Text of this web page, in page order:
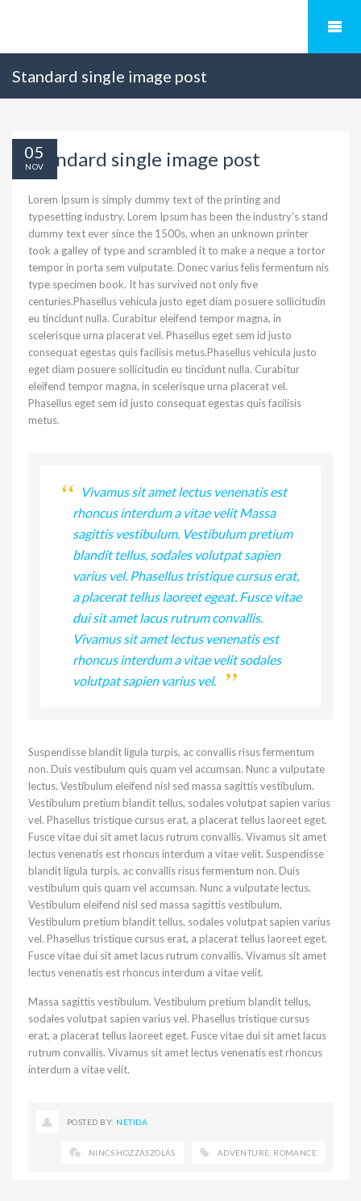
Standard single image post
Standard single image post
Lorem Ipsum is simply dummy text of the printing and
typesetting industry. Lorem Ipsum has been the industry’s stand
dummy text ever since the 1500s, when an unknown printer
took a galley of type and scrambled it to make a neque a tortor
tempor in porta sem vulputate. Donec varius felis fermentum nis
type specimen book. It has survived not only five
centuries.Phasellus vehicula justo eget diam posuere sollicitudin
eu tincidunt nulla. Curabitur eleifend tempor magna, in
scelerisque urna placerat vel. Phasellus eget sem id justo
consequat egestas quis facilisis metus.Phasellus vehicula justo
eget diam posuere sollicitudin eu tincidunt nulla. Curabitur
eleifend tempor magna, in scelerisque urna placerat vel.
Phasellus eget sem id justo consequat egestas quis facilisis
metus.
Vivamus sit amet lectus venenatis est
rhoncus interdum a vitae velit Massa
sagittis vestibulum. Vestibulum pretium
blandit tellus, sodales volutpat sapien
varius vel. Phasellus tristique cursus erat,
a placerat tellus laoreet egeat. Fusce vitae
dui sit amet lacus rutrum convallis.
Vivamus sit amet lectus venenatis est
rhoncus interdum a vitae velit sodales
volutpat sapien varius vel.
Suspendisse blandit ligula turpis, ac convallis risus fermentum
non. Duis vestibulum quis quam vel accumsan. Nunc a vulputate
lectus. Vestibulum eleifend nisl sed massa sagittis vestibulum.
Vestibulum pretium blandit tellus, sodales volutpat sapien varius
vel. Phasellus tristique cursus erat, a placerat tellus laoreet eget.
Fusce vitae dui sit amet lacus rutrum convallis. Vivamus sit amet
lectus venenatis est rhoncus interdum a vitae velit. Suspendisse
blandit ligula turpis, ac convallis risus fermentum non. Duis
vestibulum quis quam vel accumsan. Nunc a vulputate lectus.
Vestibulum eleifend nisl sed massa sagittis vestibulum.
Vestibulum pretium blandit tellus, sodales volutpat sapien varius
vel. Phasellus tristique cursus erat, a placerat tellus laoreet eget.
Fusce vitae dui sit amet lacus rutrum convallis. Vivamus sit amet
lectus venenatis est rhoncus interdum a vitae velit.
Massa sagittis vestibulum. Vestibulum pretium blandit tellus,
sodales volutpat sapien varius vel. Phasellus tristique cursus
erat, a placerat tellus laoreet eget. Fusce vitae dui sit amet lacus
rutrum convallis. Vivamus sit amet lectus venenatis est rhoncus
interdum a vitae velit.
05
NOV
POSTED BY: NETIDA
NINCS HOZZÁSZÓLÁS ADVENTURE ROMANCE